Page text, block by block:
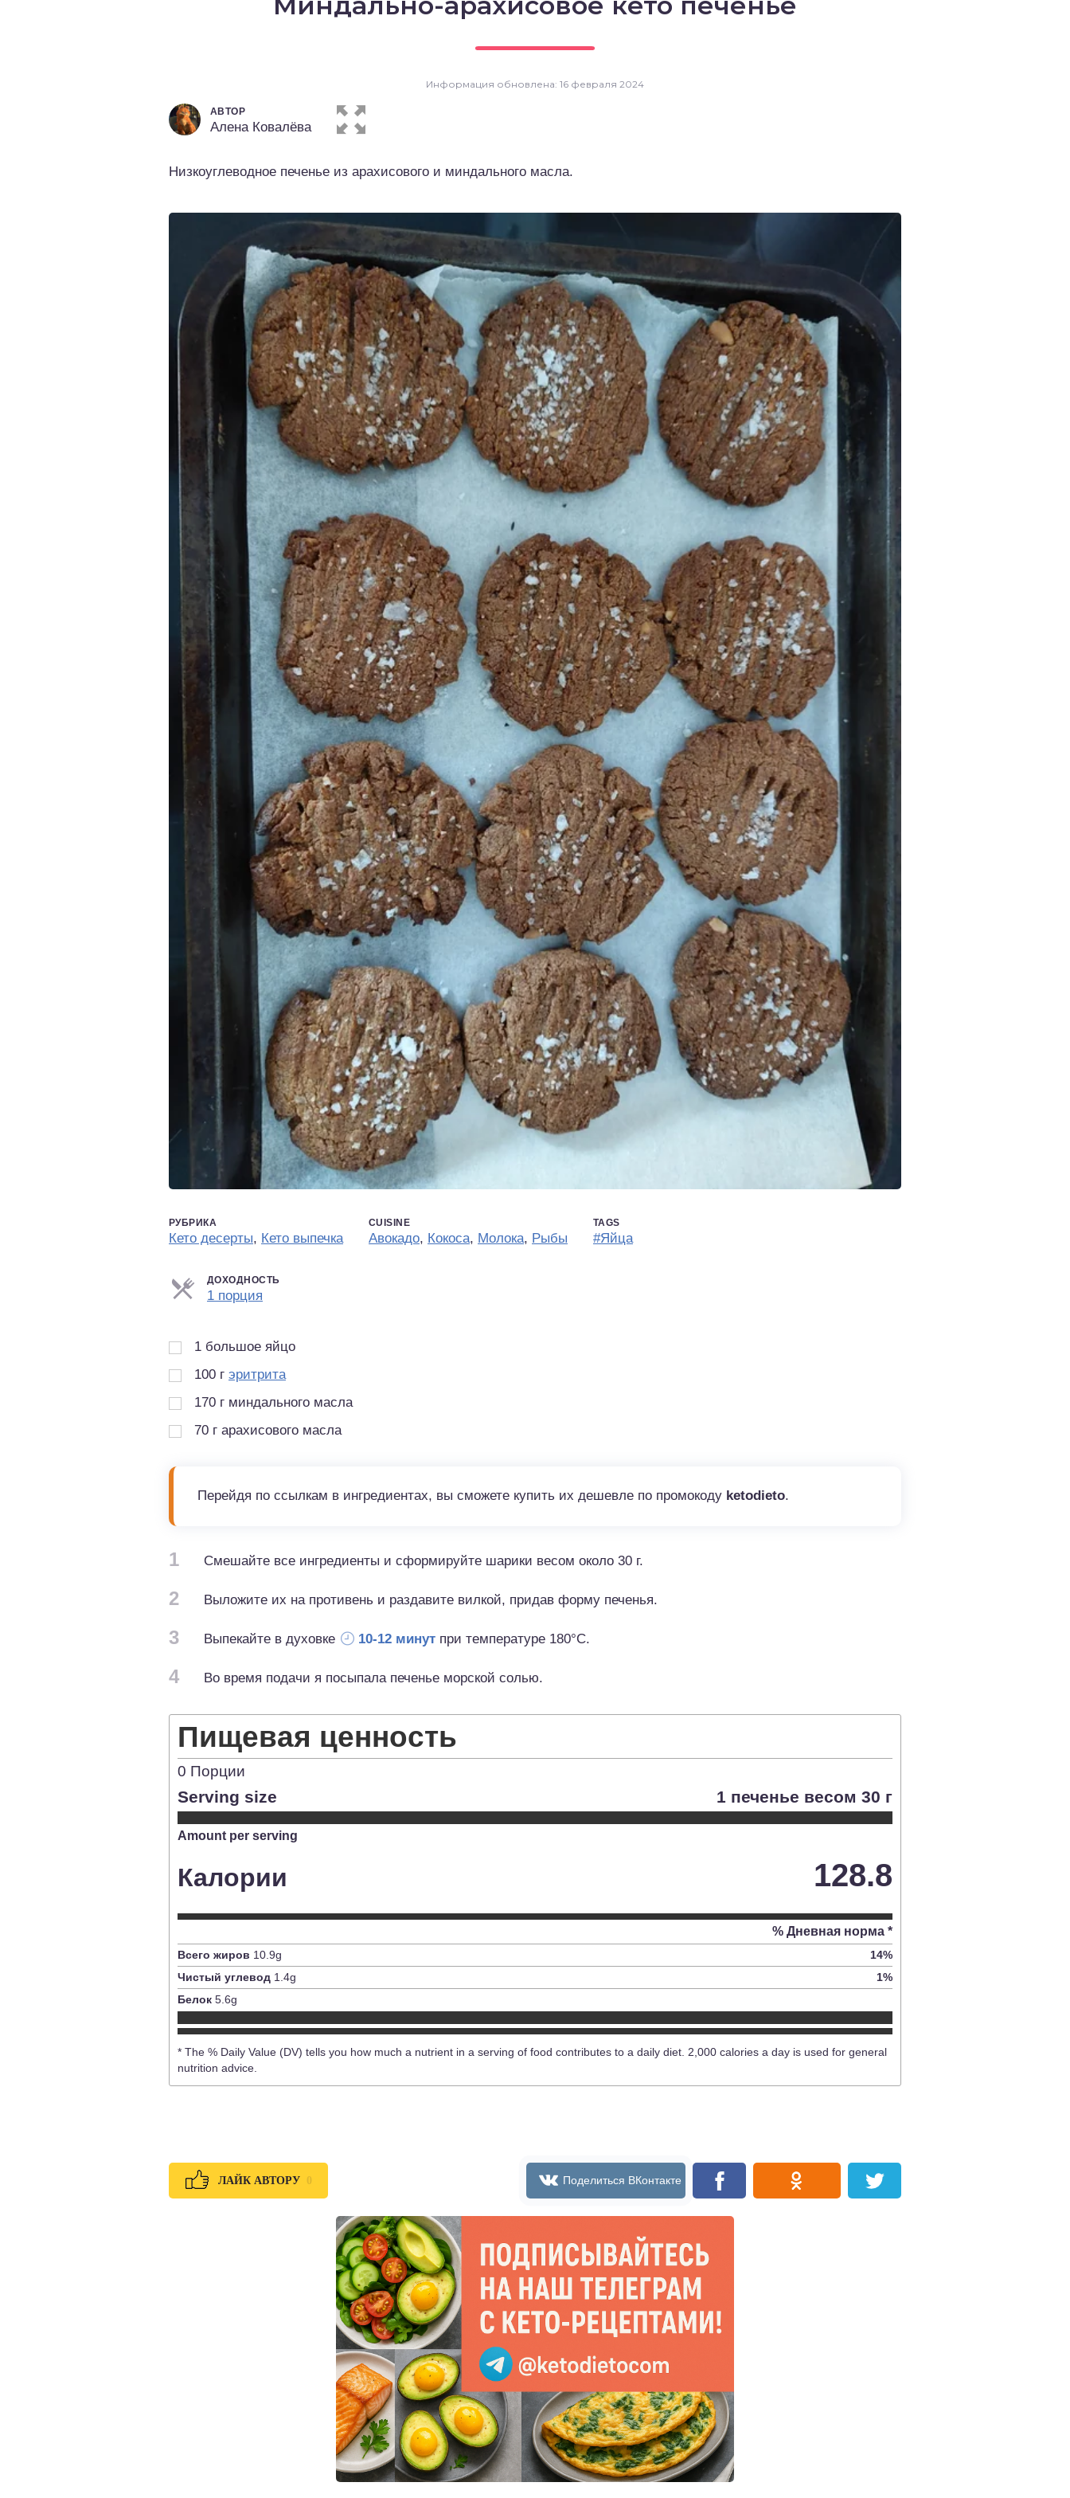
Информация обновлена: 16 февраля 2024
АВТОР
Алена Ковалёва
Низкоуглеводное печенье из арахисового и миндального масла.
РУБРИКА
Кето десерты, Кето выпечка
CUISINE
Авокадо, Кокоса, Молока, Рыбы
TAGS
#Яйца
ДОХОДНОСТЬ
1 порция
1 большое яйцо
100 г эритрита
170 г миндального масла
70 г арахисового масла
Перейдя по ссылкам в ингредиентах, вы сможете купить их дешевле по промокоду ketodieto.
1 Смешайте все ингредиенты и сформируйте шарики весом около 30 г.
2 Выложите их на противень и раздавите вилкой, придав форму печенья.
3 Выпекайте в духовке 10-12 минут при температуре 180°С.
4 Во время подачи я посыпала печенье морской солью.
Пищевая ценность
0 Порции
Serving size 1 печенье весом 30 г
Amount per serving
Калории 128.8
% Дневная норма *
Всего жиров 10.9g 14%
Чистый углевод 1.4g 1%
Белок 5.6g
* The % Daily Value (DV) tells you how much a nutrient in a serving of food contributes to a daily diet. 2,000 calories a day is used for general
nutrition advice.
ЛАЙК АВТОРУ 0